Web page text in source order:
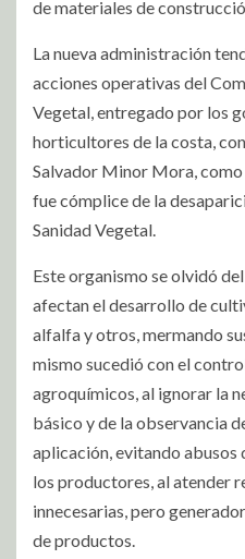
de materiales de
La nueva administración
acciones operativas del
Vegetal, entregado por los
horticultores de la costa,
Salvador Minor Mora, como
fue cómplice de la
Sanidad Vegetal.
Este organismo se olvidó
afectan el desarrollo de
alfalfa y otros, mermando
mismo sucedió con el
agroquímicos, al ignorar la
básico y de la observancia
aplicación, evitando abusos
los productores, al atender
innecesarias, pero
de productos.